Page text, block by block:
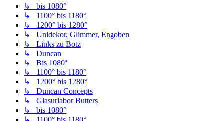
↳ bis 1080°
↳ 1100° bis 1180°
↳ 1200° bis 1280°
↳ Unidekor, Glimmer, Engoben
↳ Links zu Botz
↳ Duncan
↳ Bis 1080°
↳ 1100° bis 1180°
↳ 1200° bis 1280°
↳ Duncan Concepts
↳ Glasurlabor Butters
↳ bis 1080°
↳ 1100° bis 1180°